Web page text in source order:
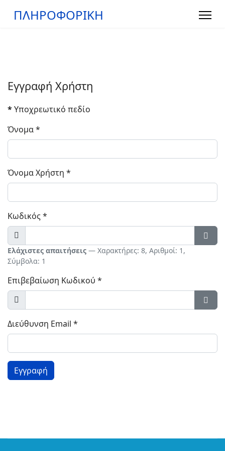
ΠΛΗΡΟΦΟΡΙΚΗ
Εγγραφή Χρήστη
*Υποχρεωτικό πεδίο
Όνομα*
Όνομα Χρήστη *
Κωδικός*
Προβολή
Ελάχιστες απαιτήσεις — Χαρακτήρες: 8, Αριθμοί: 1,
Σύμβολα: 1
Επιβεβαίωση Κωδικού *
Προβολή
Διεύθυνση Email *
Εγγραφή